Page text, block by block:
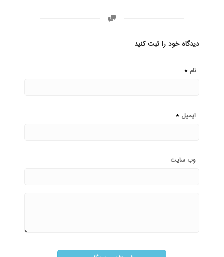
دیدگاه خود را ثبت کنید
نام *
ایمیل *
وب‌ سایت